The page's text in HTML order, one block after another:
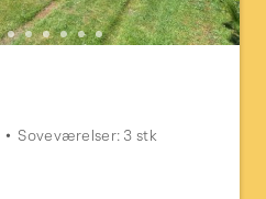
Soveværelser: 3 stk